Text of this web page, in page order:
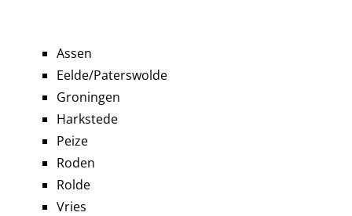
Assen
Eelde/Paterswolde
Groningen
Harkstede
Peize
Roden
Rolde
Vries